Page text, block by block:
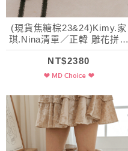
(現貨焦糖棕23&24)Kimy.家
琪.Nina清單／正韓 雕花拼接
彈力短靴
NT$2380